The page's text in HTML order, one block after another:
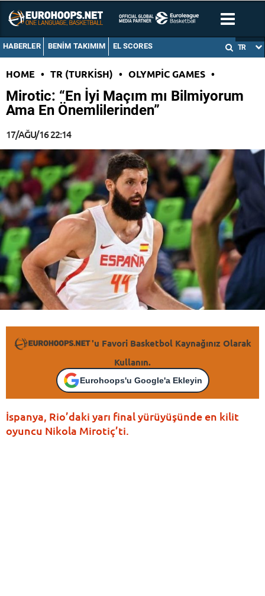
HABERLER BENIM TAKIMIM EL SCORES TR
HOME • TR (TURKISH) • OLYMPIC GAMES •
Mirotic: “En İyi Maçım mı Bilmiyorum
Ama En Önemlilerinden”
17/AĞU/16 22:14
'u Favori Basketbol Kaynağınız Olarak
Kullanın.
Eurohoops'u Google'a Ekleyin
İspanya, Rio’daki yarı final yürüyüşünde en kilit
oyuncu Nikola Mirotiç’ti.